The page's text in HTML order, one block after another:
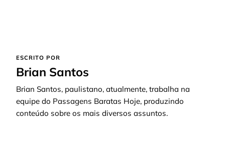
ESCRITO POR
Brian Santos
Brian Santos, paulistano, atualmente, trabalha na
equipe do Passagens Baratas Hoje, produzindo
conteúdo sobre os mais diversos assuntos.